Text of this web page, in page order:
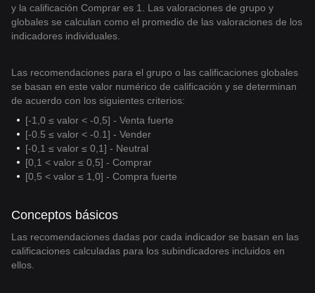
y la calificación Comprar es 1. Las valoraciones de grupo y
globales se calculan como el promedio de las valoraciones de los
indicadores individuales.
Las recomendaciones para el grupo o las calificaciones globales
se basan en este valor numérico de calificación y se determinan
de acuerdo con los siguientes criterios:
[-1,0 ≤ valor < -0,5] - Venta fuerte
[-0.5 ≤ valor < -0.1] - Vender
[-0,1 ≤ valor ≤ 0,1] - Neutral
[0,1 < valor ≤ 0,5] - Comprar
[0,5 < valor ≤ 1,0] - Compra fuerte
Conceptos básicos
Las recomendaciones dadas por cada indicador se basan en las
calificaciones calculadas para los subindicadores incluidos en
ellos.